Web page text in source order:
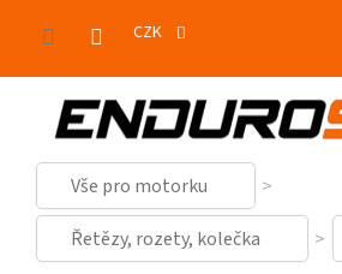
CZK
Vše pro motorku
Řetězy, rozety, kolečka